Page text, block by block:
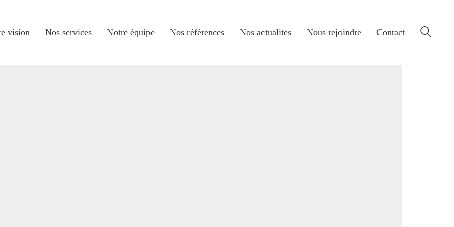
vision Nos services Notre équipe Nos références Nos actualites Nous rejoindre Contact